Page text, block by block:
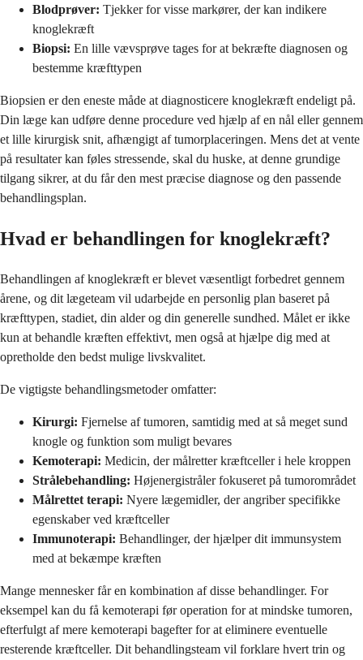
Blodprøver: Tjekker for visse markører, der kan indikere
knoglekræft
Biopsi: En lille vævsprøve tages for at bekræfte diagnosen og
bestemme kræfttypen
Biopsien er den eneste måde at diagnosticere knoglekræft endeligt på.
Din læge kan udføre denne procedure ved hjælp af en nål eller gennem
et lille kirurgisk snit, afhængigt af tumorplaceringen. Mens det at vente
på resultater kan føles stressende, skal du huske, at denne grundige
tilgang sikrer, at du får den mest præcise diagnose og den passende
behandlingsplan.
Hvad er behandlingen for knoglekræft?
Behandlingen af knoglekræft er blevet væsentligt forbedret gennem
årene, og dit lægeteam vil udarbejde en personlig plan baseret på
kræfttypen, stadiet, din alder og din generelle sundhed. Målet er ikke
kun at behandle kræften effektivt, men også at hjælpe dig med at
opretholde den bedst mulige livskvalitet.
De vigtigste behandlingsmetoder omfatter:
Kirurgi: Fjernelse af tumoren, samtidig med at så meget sund
knogle og funktion som muligt bevares
Kemoterapi: Medicin, der målretter kræftceller i hele kroppen
Strålebehandling: Højenergistråler fokuseret på tumorområdet
Målrettet terapi: Nyere lægemidler, der angriber specifikke
egenskaber ved kræftceller
Immunoterapi: Behandlinger, der hjælper dit immunsystem
med at bekæmpe kræften
Mange mennesker får en kombination af disse behandlinger. For
eksempel kan du få kemoterapi før operation for at mindske tumoren,
efterfulgt af mere kemoterapi bagefter for at eliminere eventuelle
resterende kræftceller. Dit behandlingsteam vil forklare hvert trin og